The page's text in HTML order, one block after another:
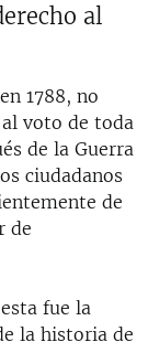
al
1788, no
voto de toda
de la Guerra
ciudadanos
de
de
fue la
la historia de